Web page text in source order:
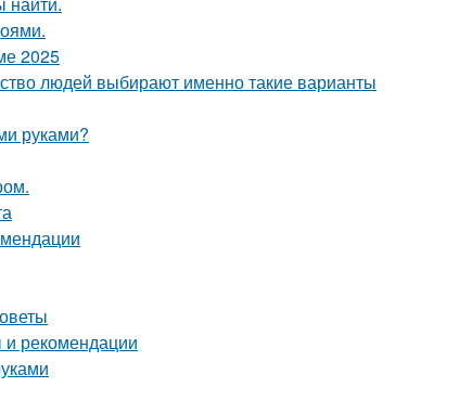
2025
людей выбирают именно такие варианты
руками?
и рекомендации